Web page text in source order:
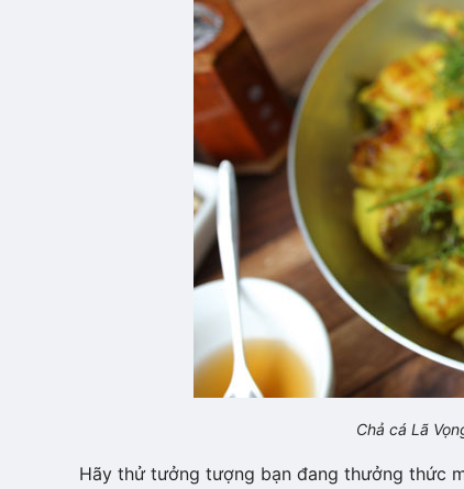
Chả cá Lã
Hãy thử tưởng tượng bạn đang thưởng thức